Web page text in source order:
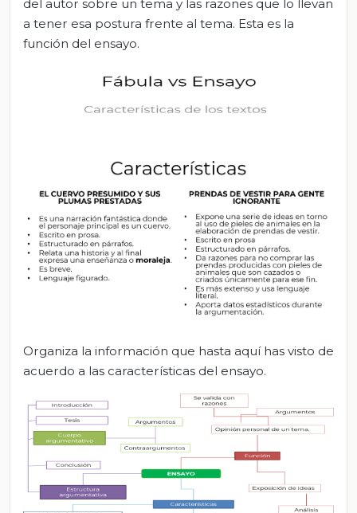
del autor sobre un tema y las razones que lo llevan
a tener esa postura frente al tema. Esta es la
función del ensayo.
Organiza la información que hasta aquí has visto de
acuerdo a las características del ensayo.